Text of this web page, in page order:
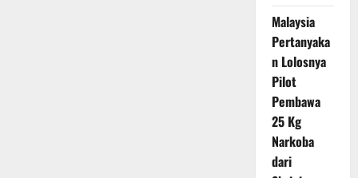
Malaysia
Pertanyaka
n Lolosnya
Pilot
Pembawa
25 Kg
Narkoba
dari